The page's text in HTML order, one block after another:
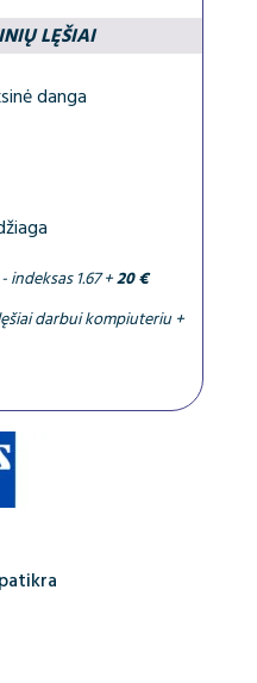
LĘŠIAI
danga
indeksas 1.67 +20 €
darbui kompiuteriu +